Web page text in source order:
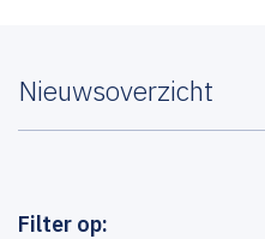
Nieuwsoverzicht
Filter op: